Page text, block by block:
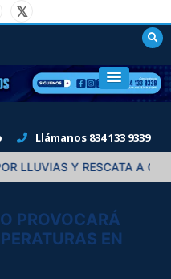
sus niveles."
Llámanos 834 133 9339
Y RESCATA A CUATRO
PROVOCARÁ
EN